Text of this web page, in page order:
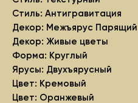
Стиль: Антигравитация
Декор: Межъярус Парящий
Декор: Живые цветы
Форма: Круглый
Ярусы: Двухъярусный
Цвет: Кремовый
Цвет: Оранжевый